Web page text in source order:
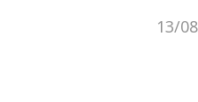
13/